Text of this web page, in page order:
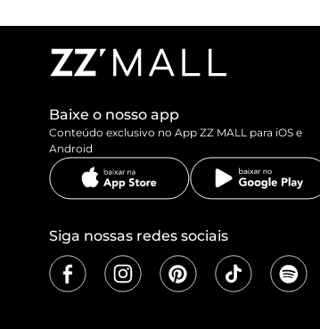
Baixe o nosso app
Conteúdo exclusivo no App ZZ MALL para iOS e
Android
Siga nossas redes sociais